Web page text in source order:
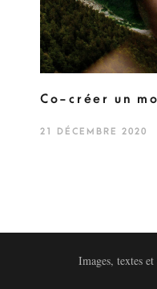
Co-créer un
21 DÉCEMBRE 2020
Images, textes